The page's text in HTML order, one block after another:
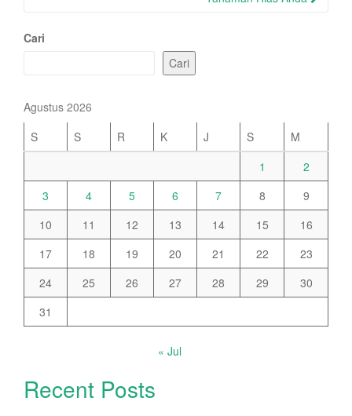
Cari
Cari
Agustus 2026
S
S R K J S
M
1
2
3
4 5 6 7 8
9
10
11 12 13 14 15
16
17
18 19 20 21 22
23
24
25 26 27 28 29
30
31
« Jul
Recent Posts